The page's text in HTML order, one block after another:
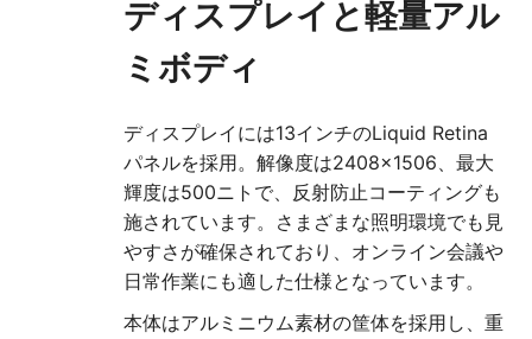
ディスプレイと軽量アル
ミボディ
ディスプレイには13インチのLiquid Retina
パネルを採用。解像度は2408×1506、最大
輝度は500ニトで、反射防止コーティングも
施されています。さまざまな照明環境でも見
やすさが確保されており、オンライン会議や
日常作業にも適した仕様となっています。
本体はアルミニウム素材の筐体を採用し、重